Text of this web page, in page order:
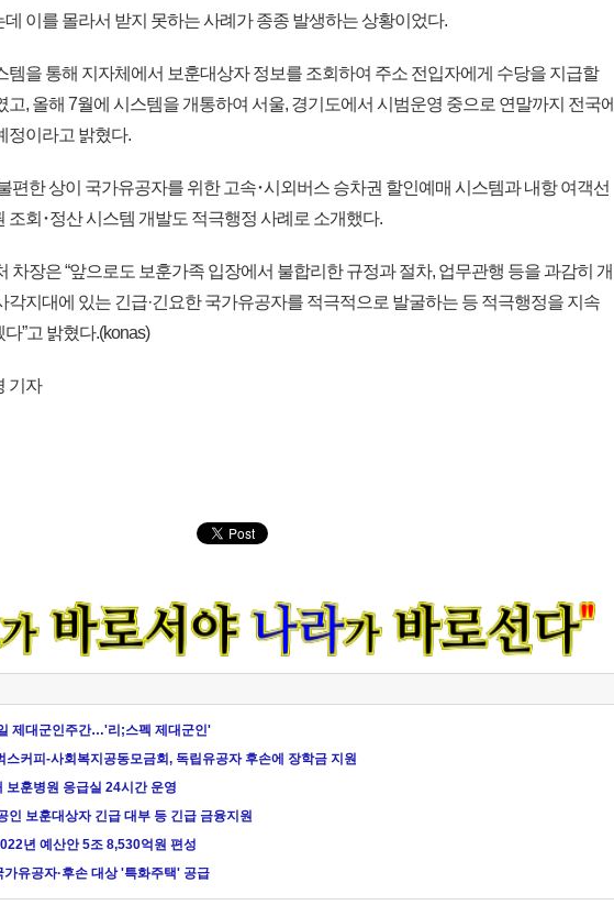
데 이를 몰라서 받지 못하는 사례가 종종 발생하는 상황이었다.
템을 통해 지자체에서 보훈대상자 정보를 조회하여 주소 전입자에게 수당을 지급할
고, 올해 7월에 시스템을 개통하여 서울, 경기도에서 시범운영 중으로 연말까지 전국에
정이라고 밝혔다.
편한 상이 국가유공자를 위한 고속･시외버스 승차권 할인예매 시스템과 내항 여객선
조회･정산 시스템 개발도 적극행정 사례로 소개했다.
차장은 “앞으로도 보훈가족 입장에서 불합리한 규정과 절차, 업무관행 등을 과감히 개
각지대에 있는 긴급·긴요한 국가유공자를 적극적으로 발굴하는 등 적극행정을 지속
”고 밝혔다.(konas)
기자
제대군인주간…'리;스펙 제대군인'
스커피-사회복지공동모금회, 독립유공자 후손에 장학금 지원
보훈병원 응급실 24시간 운영
인 보훈대상자 긴급 대부 등 긴급 금융지원
년 예산안 5조 8,530억원 편성
가유공자·후손 대상 '특화주택' 공급